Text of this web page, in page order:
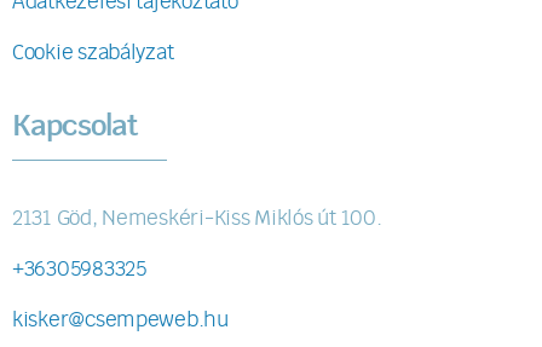
Cookie szabályzat
Kapcsolat
2131 Göd, Nemeskéri-Kiss Miklós út 100.
+36305983325
kisker@csempeweb.hu